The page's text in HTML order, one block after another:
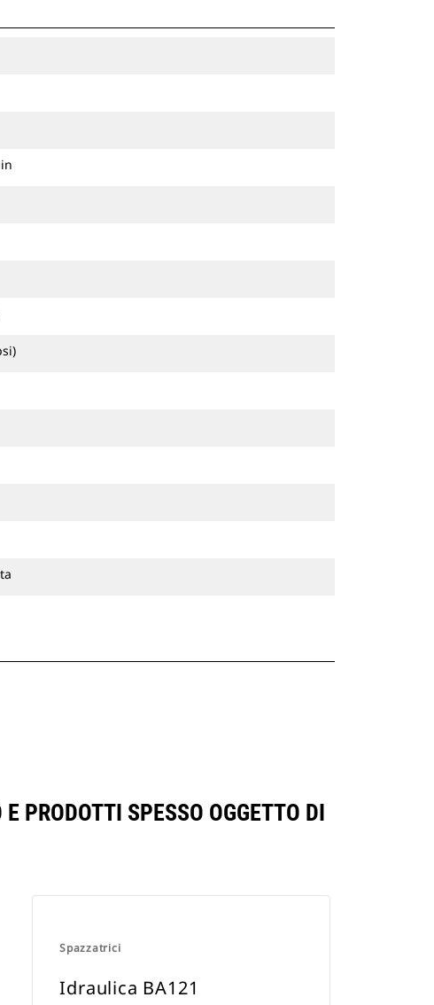
PRODOTTI SPESSO OGGETTO DI
Spazzatrici
Idraulica BA121